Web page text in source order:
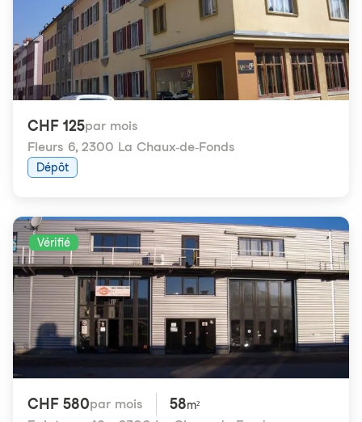
CHF 125par mois
Fleurs 6, 2300 La Chaux-de-Fonds
Dépôt
Vérifié
CHF 580par mois 58m²